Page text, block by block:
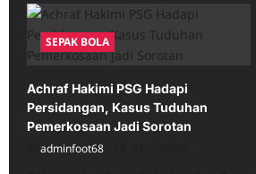
Jack
Fletcher
Minta
Maaf
Usai
FA
atas
Ucapan
Anti-
Gay
SEPAK BOLA
Achraf Hakimi PSG Hadapi
Persidangan, Kasus Tuduhan
Pemerkosaan Jadi Sorotan
adminfoot68